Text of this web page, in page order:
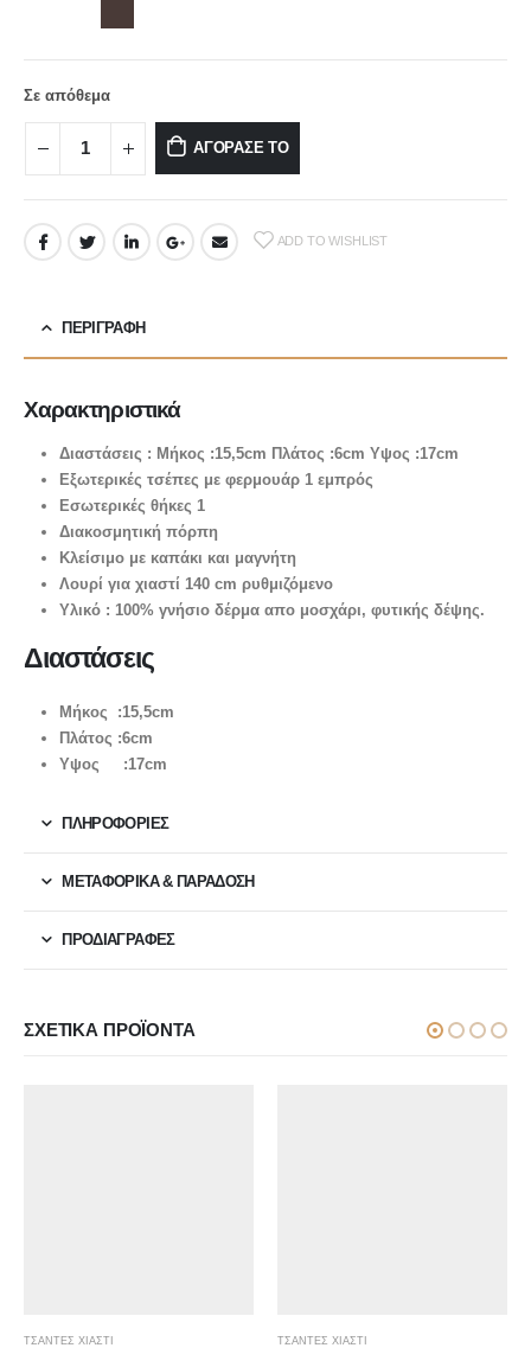
Σε απόθεμα
ΑΓΟΡΑΣΕ ΤΟ
ADD TO WISHLIST
ΠΕΡΙΓΡΑΦΉ
Χαρακτηριστικά
Διαστάσεις : Μήκος :15,5cm Πλάτος :6cm Υψος :17cm
Εξωτερικές τσέπες με φερμουάρ 1 εμπρός
Εσωτερικές θήκες 1
Διακοσμητική πόρπη
Κλείσιμο με καπάκι και μαγνήτη
Λουρί για χιαστί 140 cm ρυθμιζόμενο
Υλικό : 100% γνήσιο δέρμα απο μοσχάρι, φυτικής δέψης.
Διαστάσεις
Μήκος :15,5cm
Πλάτος :6cm
Υψος :17cm
ΠΛΗΡΟΦΟΡΙΕΣ
ΜΕΤΑΦΟΡΙΚΆ & ΠΑΡΆΔΟΣΗ
ΠΡΟΔΙΑΓΡΑΦΕΣ
ΣΧΕΤΙΚΆ ΠΡΟΪΌΝΤΑ
ΤΣΑΝΤΕΣ ΧΙΑΣΤΙ ΤΣΑΝΤΕΣ ΧΙΑΣΤΙ